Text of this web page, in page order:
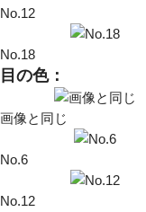
No.12
No.18
目の色：
画像と同じ
No.6
No.12